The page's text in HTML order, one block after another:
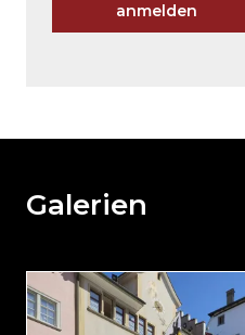
anmelden
weiteren
und
direkt
zum
Galerien